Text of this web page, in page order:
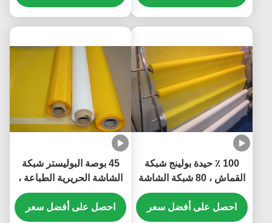
100 ٪ حيدة بولينج شبكة
القماش ، 80 شبكة الشاشة
لطباعة الشاشة
احصل على أفضل سعر
45 بوصة البوليستر شبكة
الشاشة الحريرية الطباعة ،
250 شبكة مقاومة حمض
الشاشة
احصل على أفضل سعر